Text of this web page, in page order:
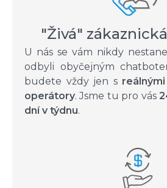
"Živá"
U nás se vám nikdy
odbyli obyčejným
budete vždy jen s
operátory. Jsme tu pro vás
dní v týdnu.